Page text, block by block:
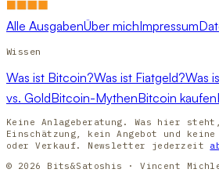
Alle AusgabenÜber michImpressum
Wissen
Was ist Bitcoin?Was ist Fiatgeld?Was
vs. GoldBitcoin-MythenBitcoin kaufen
Keine Anlageberatung. Was hier
Einschätzung, kein Angebot und keine
oder Verkauf. Newsletter jederzeit
© 2026 Bits&Satoshis · Vincent